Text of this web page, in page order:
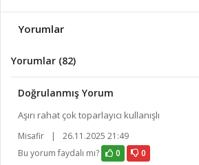
Yorumlar
Yorumlar (82)
Doğrulanmış Yorum
Aşırı rahat çok toparlayıcı kullanışlı
Misafir |
26.11.2025 21:49
Bu yorum faydalı mı?
0 0